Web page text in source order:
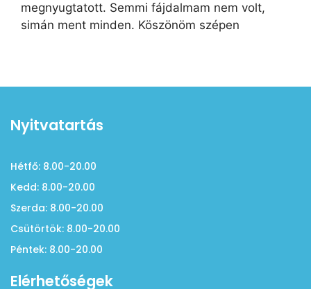
megnyugtatott. Semmi fájdalmam nem volt,
simán ment minden. Köszönöm szépen
Nyitvatartás
Hétfő: 8.00-20.00
Kedd: 8.00-20.00
Szerda: 8.00-20.00
Csütörtök: 8.00-20.00
Péntek: 8.00-20.00
Elérhetőségek